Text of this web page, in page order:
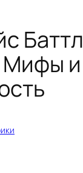
Баттл
и